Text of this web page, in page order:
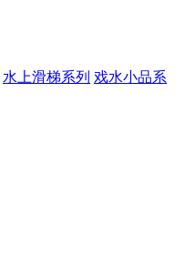
水上滑梯系列 戏水小品系